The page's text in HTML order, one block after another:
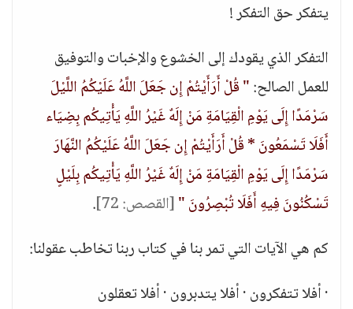
يتفكر حق التفكر !
التفكر الذي يقودك إلى الخشوع والإخبات والتوفيق
للعمل الصالح:" قُلْ أَرَأَيْتُمْ إِن جَعَلَ اللَّهُ عَلَيْكُمُ اللَّيْلَ
سَرْمَدًا إِلَى يَوْمِ الْقِيَامَةِ مَنْ إِلَهٌ غَيْرُ اللَّهِ يَأْتِيكُم بِضِيَاء
أَفَلَا تَسْمَعُونَ * قُلْ أَرَأَيْتُمْ إِن جَعَلَ اللَّهُ عَلَيْكُمُ النَّهَارَ
سَرْمَدًا إِلَى يَوْمِ الْقِيَامَةِ مَنْ إِلَهٌ غَيْرُ اللَّهِ يَأْتِيكُم بِلَيْلٍ
تَسْكُنُونَ فِيهِ أَفَلَا تُبْصِرُونَ "[القصص: 72]
.
كم هي الآيات التي تمر بنا في كتاب ربنا تخاطب عقولنا:
· أفلا تتفكرون · أفلا يتدبرون · أفلا تعقلون